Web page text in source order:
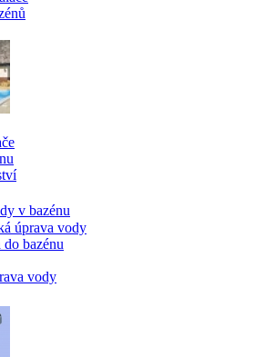
v bazénu
úprava vody
do bazénu
vody